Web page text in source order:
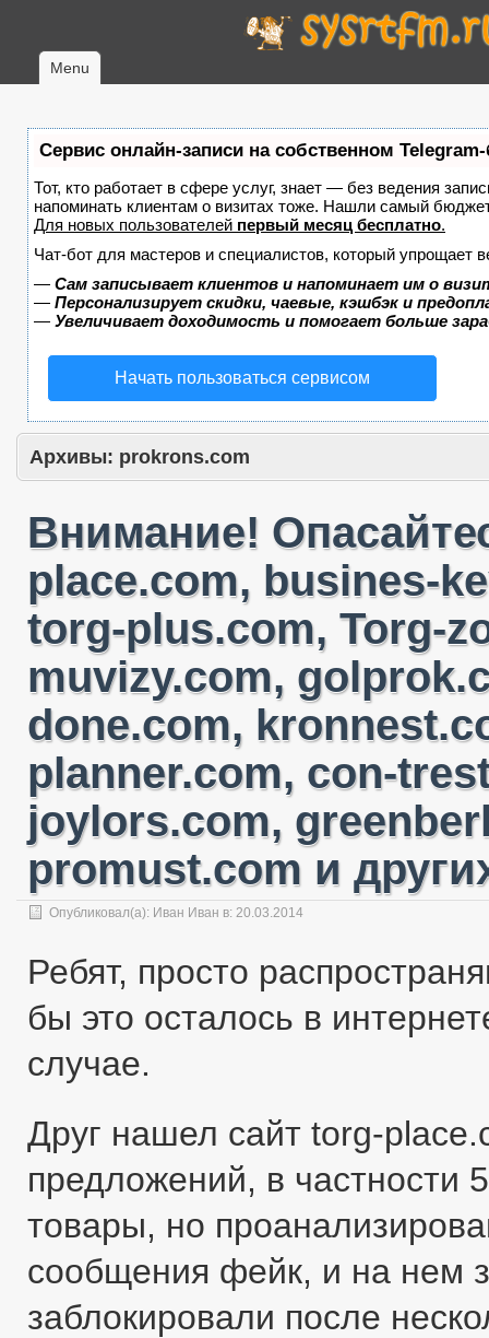
Menu
Сервис онлайн-записи на собственном Telegram-
Тот, кто работает в сфере услуг, знает — без ведения
напоминать клиентам о визитах тоже. Нашли самый
Для новых пользователей первый месяц бесплатно.
Чат-бот для мастеров и специалистов, который упрощает
— Сам записывает клиентов и напоминает им о
— Персонализирует скидки, чаевые, кэшбэк и
— Увеличивает доходимость и помогает больше
Начать пользоваться сервисом
Архивы: prokrons.com
Внимание!
place.com, busines-
torg-plus.com, Torg-
muvizy.com,
done.com,
planner.com, con-
joylors.com,
promust.com и
Опубликовал(а): Иван Иван в: 20.03.2014
Ребят, просто
бы это осталось в
случае.
Друг нашел сайт torg-
предложений, в частности
товары, но
сообщения фейк, и на нем
заблокировали после